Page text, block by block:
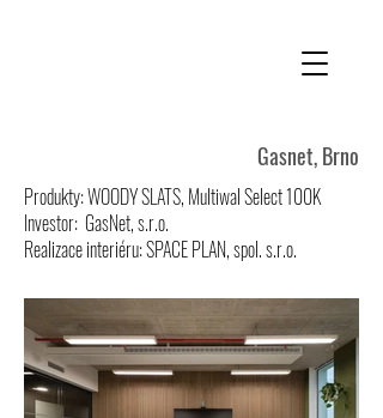
Gasnet, Brno
Produkty: WOODY SLATS, Multiwal Select 100K
Investor: GasNet, s.r.o.
Realizace interiéru: SPACE PLAN, spol. s.r.o.